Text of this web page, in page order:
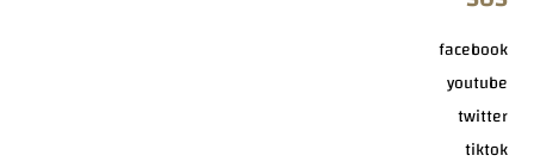
facebook
youtube
twitter
tiktok